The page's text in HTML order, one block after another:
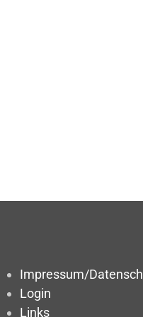
Impressum/
Login
Links